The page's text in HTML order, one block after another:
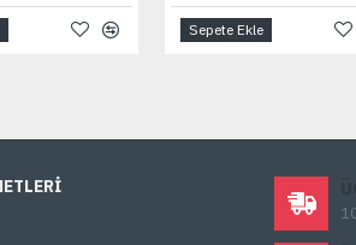
Sepete Ekle